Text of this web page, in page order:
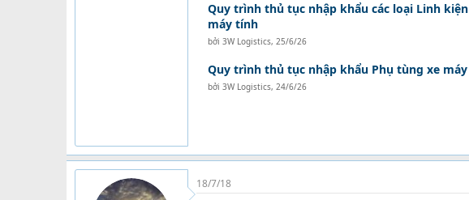
Quy trình thủ tục nhập khẩu các loại Linh kiện
máy tính
bởi 3W Logistics, 25/6/26
Quy trình thủ tục nhập khẩu Phụ tùng xe máy
bởi 3W Logistics, 24/6/26
18/7/18